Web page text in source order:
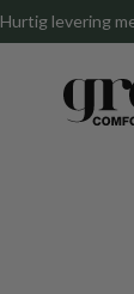
Hurtig levering